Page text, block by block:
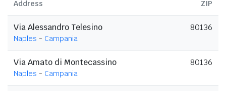
Address ZIP
Via Alessandro Telesino
Naples - Campania
80136
Via Amato di Montecassino
Naples - Campania
80136